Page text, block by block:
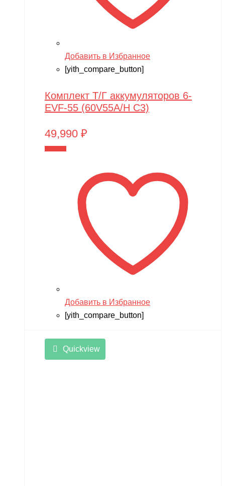
Добавить в Избранное
[yith_compare_button]
Комплект Т/Г аккумуляторов 6-
EVF-55 (60V55A/H C3)
49,990 ₽
Добавить в Избранное
[yith_compare_button]
Quickview